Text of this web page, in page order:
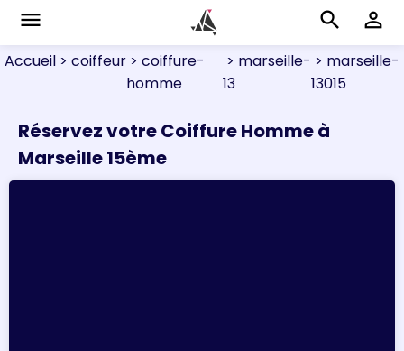
menu search perm_identity
Accueil > coiffeur > coiffure-
homme
> marseille-
13
> marseille-
13015
Réservez votre Coiffure Homme à
Marseille 15ème